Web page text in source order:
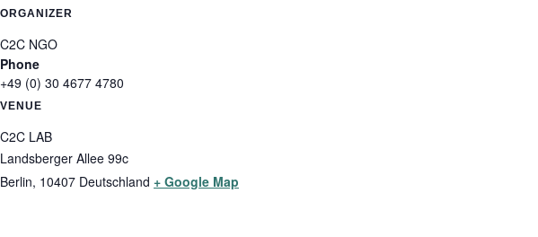
ORGANIZER
C2C NGO
Phone
+49 (0) 30 4677 4780
VENUE
C2C LAB
Landsberger Allee 99c
Berlin, 10407 Deutschland + Google Map